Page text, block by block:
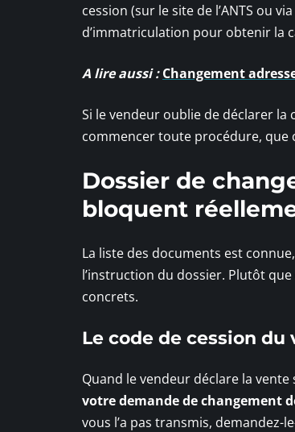
cession (sur le site de l’ANTS ou
d’immatriculation pour obtenir la
A lire aussi : Changement
Si le vendeur oublie de déclarer
commencer toute procédure, que
Dossier de
bloquent
La liste des documents est
l’instruction du dossier. Plutôt
concrets.
Le code de cession du
Quand le vendeur déclare la vente
votre demande de changement
vous l’a pas transmis,